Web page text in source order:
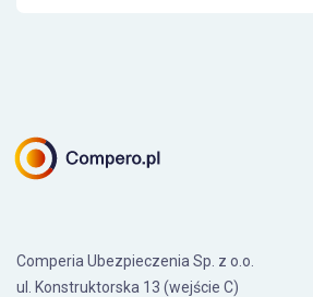
ul. Konstruktorska 13 (wejście C)
02-673 Warszawa